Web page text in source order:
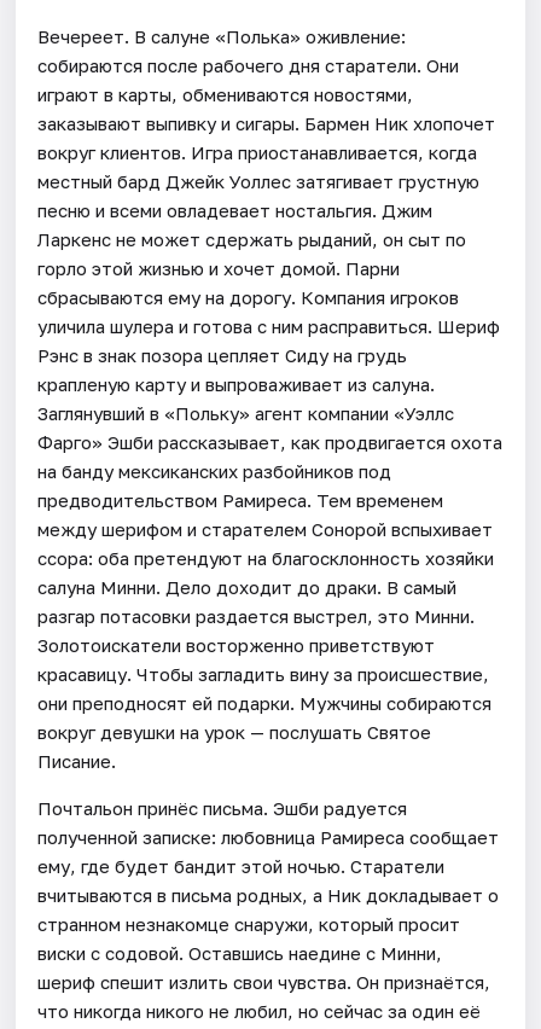
Вечереет. В салуне «Полька» оживление:
собираются после рабочего дня старатели. Они
играют в карты, обмениваются новостями,
заказывают выпивку и сигары. Бармен Ник хлопочет
вокруг клиентов. Игра приостанавливается, когда
местный бард Джейк Уоллес затягивает грустную
песню и всеми овладевает ностальгия. Джим
Ларкенс не может сдержать рыданий, он сыт по
горло этой жизнью и хочет домой. Парни
сбрасываются ему на дорогу. Компания игроков
уличила шулера и готова с ним расправиться. Шериф
Рэнс в знак позора цепляет Сиду на грудь
крапленую карту и выпроваживает из салуна.
Заглянувший в «Польку» агент компании «Уэллс
Фарго» Эшби рассказывает, как продвигается охота
на банду мексиканских разбойников под
предводительством Рамиреса. Тем временем
между шерифом и старателем Сонорой вспыхивает
ссора: оба претендуют на благосклонность хозяйки
салуна Минни. Дело доходит до драки. В самый
разгар потасовки раздается выстрел, это Минни.
Золотоискатели восторженно приветствуют
красавицу. Чтобы загладить вину за происшествие,
они преподносят ей подарки. Мужчины собираются
вокруг девушки на урок — послушать Святое
Писание.
Почтальон принёс письма. Эшби радуется
полученной записке: любовница Рамиреса сообщает
ему, где будет бандит этой ночью. Старатели
вчитываются в письма родных, а Ник докладывает о
странном незнакомце снаружи, который просит
виски с содовой. Оставшись наедине с Минни,
шериф спешит излить свои чувства. Он признаётся,
что никогда никого не любил, но сейчас за один её